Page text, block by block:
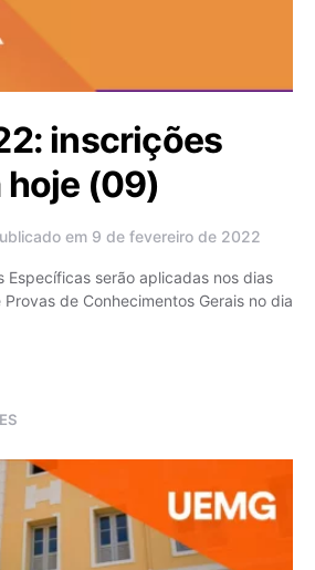
inscrições
(09)
em 9 de fevereiro de 2022
Específicas serão aplicadas nos dias
de Conhecimentos Gerais no dia